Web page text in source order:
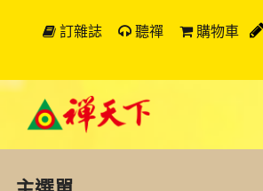
訂雜誌 聽禪 購物車